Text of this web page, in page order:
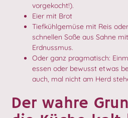
vorgekocht!).
Eier mit Brot
Tiefkühlgemüse mit Reis
schnellen Soße aus Sahne
Erdnussmus.
Oder ganz pragmatisch:
essen oder bewusst etwas
auch, mal nicht am Herd
Der wahre